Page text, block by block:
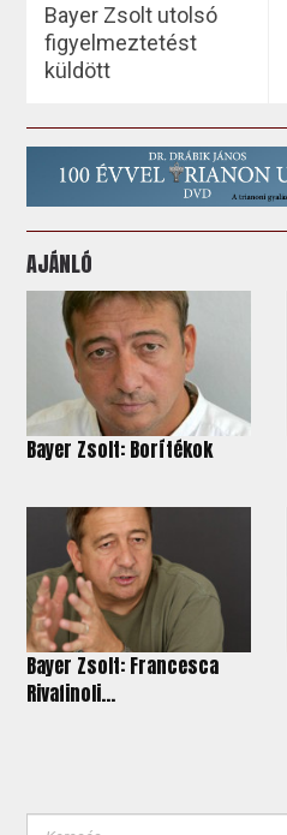
Bayer Zsolt utolsó
figyelmeztetést
küldött
AJÁNLÓ
Bayer Zsolt: Borítékok
Bayer Zsolt: Francesca
Rivafinoli...